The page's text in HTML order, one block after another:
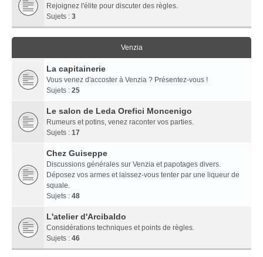
Rejoignez l'élite pour discuter des règles.
Sujets : 3
Venzia
La capitainerie
Vous venez d'accoster à Venzia ? Présentez-vous !
Sujets : 25
Le salon de Leda Orefici Moncenigo
Rumeurs et potins, venez raconter vos parties.
Sujets : 17
Chez Guiseppe
Discussions générales sur Venzia et papotages divers.
Déposez vos armes et laissez-vous tenter par une liqueur de
squale.
Sujets : 48
L'atelier d'Arcibaldo
Considérations techniques et points de règles.
Sujets : 46